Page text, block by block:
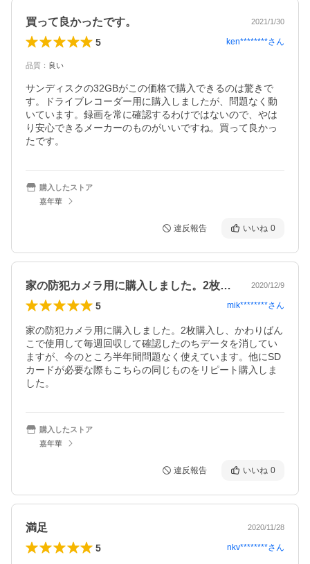
買って良かったです。 2021/1/30
5 ken********さん
品質 ： 良い
サンディスクの32GBがこの価格で購入できるのは驚きで
す。ドライブレコーダー用に購入しましたが、問題なく動
いています。録画を常に確認するわけではないので、やは
り安心できるメーカーのものがいいですね。買って良かっ
たです。
購入したストア
嘉年華
違反報告 いいね 0
家の防犯カメラ用に購入しました。2枚購… 2020/12/9
5 mik********さん
家の防犯カメラ用に購入しました。2枚購入し、かわりばん
こで使用して毎週回収して確認したのちデータを消してい
ますが、今のところ半年間問題なく使えています。他にSD
カードが必要な際もこちらの同じものをリピート購入しま
した。
購入したストア
嘉年華
違反報告 いいね 0
満足 2020/11/28
5 nkv********さん